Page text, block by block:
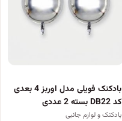
بادکنک فویلی مدل اوربز 4 بعدی
کد DB22 بسته 2 عددی
بادکنک و لوازم جانبی